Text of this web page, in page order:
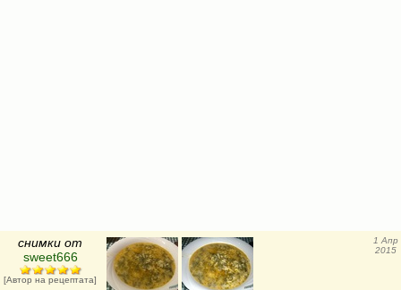
снимки от
sweet666
[Автор на рецептата]
1 Апр
2015